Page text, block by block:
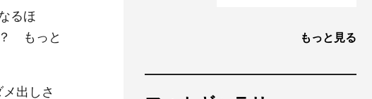
るほ
？ もっと
出しさ
もっと見る